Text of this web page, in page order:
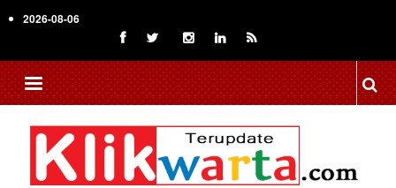
to
content
2026-08-06